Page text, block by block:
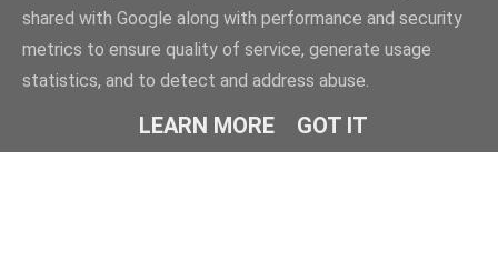
Använder Blogger
shared with Google along with performance and security
metrics to ensure quality of service, generate usage
statistics, and to detect and address abuse.
LEARN MORE GOT IT